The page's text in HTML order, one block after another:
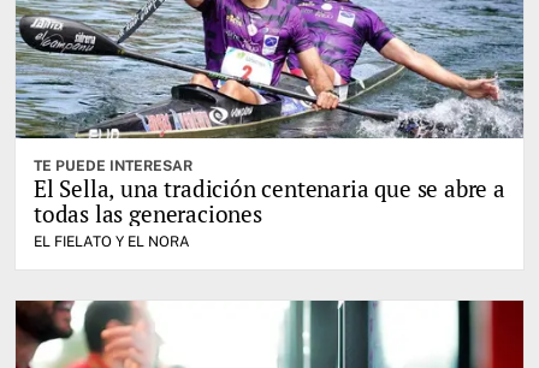
TE PUEDE INTERESAR
El Sella, una tradición centenaria que se abre a
todas las generaciones
EL FIELATO Y EL NORA